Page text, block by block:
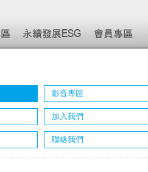
影音專區
加入我們
聯絡我們